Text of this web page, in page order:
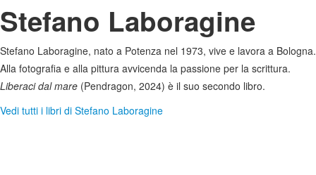
Stefano Laboragine
Stefano Laboragine, nato a Potenza nel 1973, vive e lavora a Bologna.
Alla fotografia e alla pittura avvicenda la passione per la scrittura.
Liberaci dal mare (Pendragon, 2024) è il suo secondo libro.
Vedi tutti i libri di Stefano Laboragine